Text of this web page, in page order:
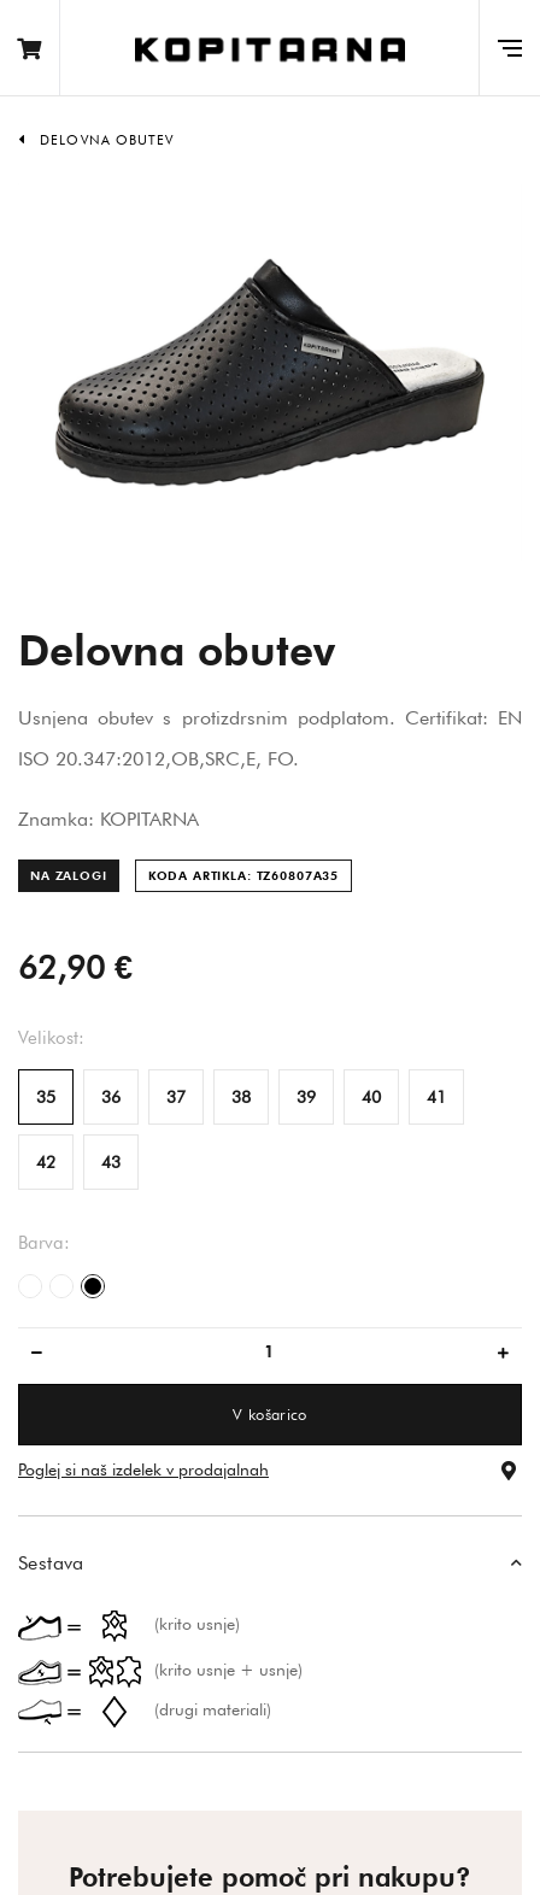
DELOVNA OBUTEV
Delovna obutev
Usnjena obutev s protizdrsnim podplatom. Certifikat: EN
ISO 20.347:2012,OB,SRC,E, FO.
Znamka: KOPITARNA
NA ZALOGI KODA ARTIKLA: TZ60807A35
62,90 €
Velikost:
35 36 37 38 39 40 41
42 43
Barva:
belacvetlični vzorec
črna
V košarico
Poglej si naš izdelek v prodajalnah
Sestava
(krito usnje)
(krito usnje + usnje)
(drugi materiali)
Potrebujete pomoč pri nakupu?